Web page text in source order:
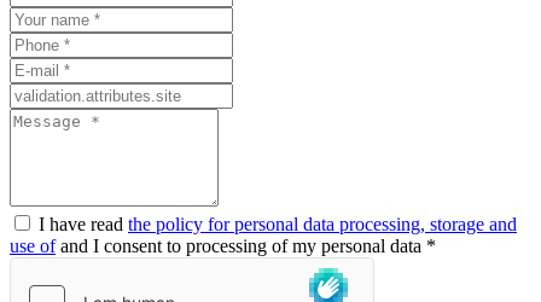
I have read the policy for personal data processing, storage and
use ofand I consent to processing of my personal data *